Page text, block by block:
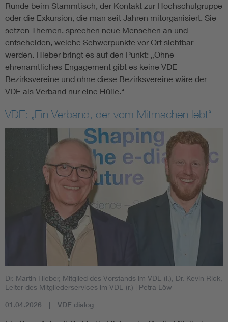
Runde beim Stammtisch, der Kontakt zur Hochschulgruppe
oder die Exkursion, die man seit Jahren mitorganisiert. Sie
setzen Themen, sprechen neue Menschen an und
entscheiden, welche Schwerpunkte vor Ort sichtbar
werden. Hieber bringt es auf den Punkt: „Ohne
ehrenamtliches Engagement gibt es keine VDE
Bezirksvereine und ohne diese Bezirksvereine wäre der
VDE als Verband nur eine Hülle.“
VDE: „Ein Verband, der vom Mitmachen lebt“
Dr. Martin Hieber, Mitglied des Vorstands im VDE (l.), Dr. Kevin Rick,
Leiter des Mitgliederservices im VDE (r.) | Petra Löw
01.04.2026 VDE dialog